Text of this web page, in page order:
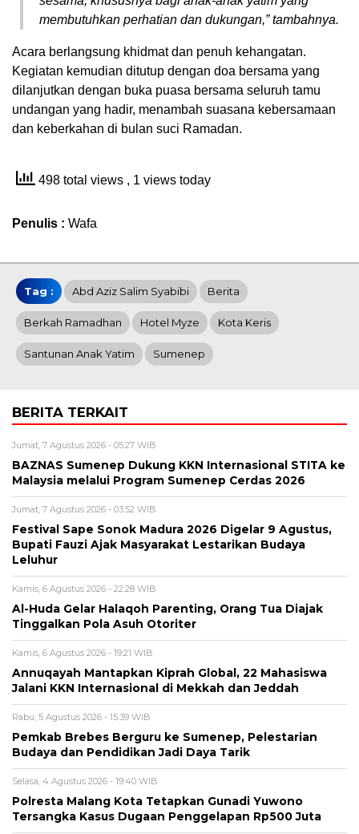
membutuhkan perhatian dan dukungan,” tambahnya.
Acara berlangsung khidmat dan penuh kehangatan.
Kegiatan kemudian ditutup dengan doa bersama yang
dilanjutkan dengan buka puasa bersama seluruh tamu
undangan yang hadir, menambah suasana kebersamaan
dan keberkahan di bulan suci Ramadan.
498 total views , 1 views today
Penulis : Wafa
Tag : Abd Aziz Salim Syabibi Berita
Berkah Ramadhan Hotel Myze Kota Keris
Santunan Anak Yatim Sumenep
BERITA TERKAIT
Jumat, 7 Agustus 2026 - 05:27 WIB
BAZNAS Sumenep Dukung KKN Internasional STITA ke
Malaysia melalui Program Sumenep Cerdas 2026
Jumat, 7 Agustus 2026 - 03:52 WIB
Festival Sape Sonok Madura 2026 Digelar 9 Agustus,
Bupati Fauzi Ajak Masyarakat Lestarikan Budaya
Leluhur
Kamis, 6 Agustus 2026 - 22:28 WIB
Al-Huda Gelar Halaqoh Parenting, Orang Tua Diajak
Tinggalkan Pola Asuh Otoriter
Kamis, 6 Agustus 2026 - 19:21 WIB
Annuqayah Mantapkan Kiprah Global, 22 Mahasiswa
Jalani KKN Internasional di Mekkah dan Jeddah
Rabu, 5 Agustus 2026 - 15:39 WIB
Pemkab Brebes Berguru ke Sumenep, Pelestarian
Budaya dan Pendidikan Jadi Daya Tarik
Selasa, 4 Agustus 2026 - 19:40 WIB
Polresta Malang Kota Tetapkan Gunadi Yuwono
Tersangka Kasus Dugaan Penggelapan Rp500 Juta